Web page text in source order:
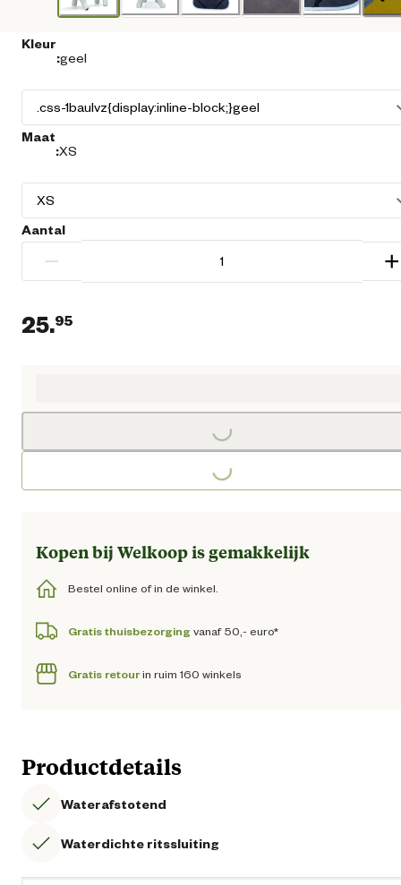
Kleur
:geel
Maat
:XS
Aantal
− +
25.95
Loading...
Loading...
Kopen bij Welkoop is gemakkelijk
Bestel online of in de winkel.
Gratis thuisbezorging vanaf 50,- euro*
Gratis retourin ruim 160 winkels
Productdetails
Waterafstotend
Waterdichte ritssluiting